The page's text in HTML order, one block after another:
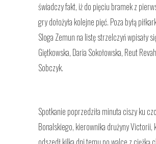
świadczy fakt, iż do pięciu bramek z
gry dołożyła kolejne pięć. Poza byłą
Sloga Zemun na listę strzelczyń wpisały
Giętkowska, Daria Sokołowska, Reut
Sobczyk.
Spotkanie poprzedziła minuta ciszy ku
Bonalskiego, kierownika drużyny Victorii,